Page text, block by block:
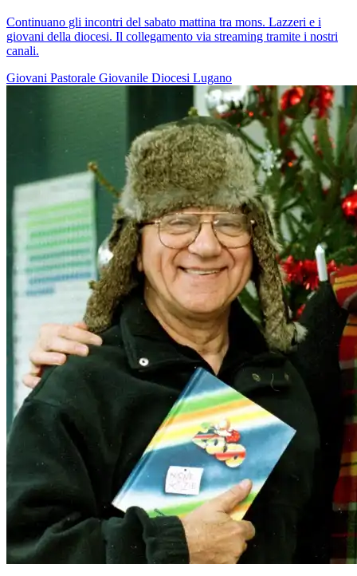
Continuano gli incontri del sabato mattina tra mons. Lazzeri e i
giovani della diocesi. Il collegamento via streaming tramite i nostri
canali.
Giovani Pastorale Giovanile Diocesi Lugano